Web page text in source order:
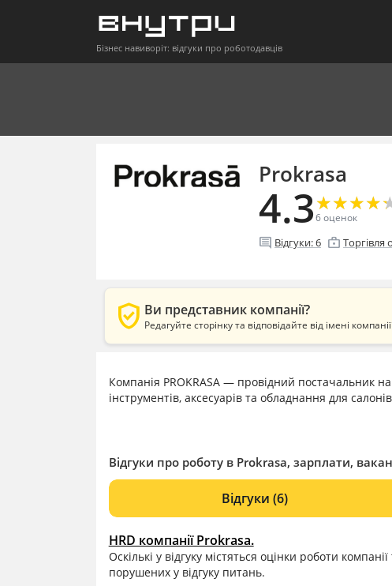
Бізнес навиворіт: відгуки про роботодавців
Prokrasa
4.3★
★★
★★
★★
★
6оценок
comment Відгуки:6 enterprise Торгівля
verified_user Ви представник компанії?
Редагуйте сторінку та відповідайте від імені
Компанія PROKRASA — провідний постачальник
інструментів, аксесуарів та обладнання для
Відгуки про роботу в Prokrasa, зарплати,
Відгуки(6)
HRD компанії Prokrasa.
Оскількі у відгуку містяться оцінки роботи
порушених у відгуку питань.